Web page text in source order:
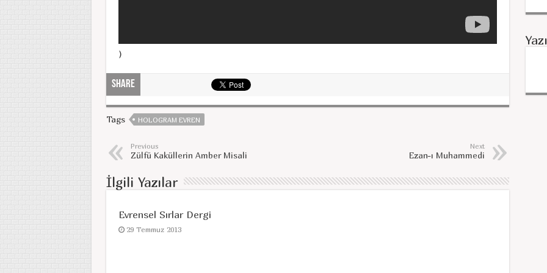
)
Share
Tags HOLOGRAM EVREN
Previous
Zülfü Kaküllerin Amber Misali
Next
Ezan-ı Muhammedi
İlgili Yazılar
Evrensel Sırlar Dergi
29 Temmuz 2013
Yazı